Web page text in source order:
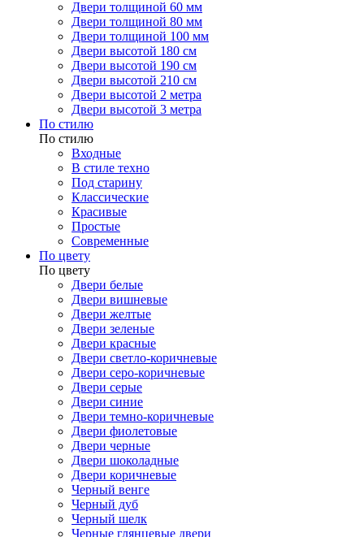
Двери толщиной 60 мм
Двери толщиной 80 мм
Двери толщиной 100 мм
Двери высотой 180 см
Двери высотой 190 см
Двери высотой 210 см
Двери высотой 2 метра
Двери высотой 3 метра
По стилю
По стилю
Входные
В стиле техно
Под старину
Классические
Красивые
Простые
Современные
По цвету
По цвету
Двери белые
Двери вишневые
Двери желтые
Двери зеленые
Двери красные
Двери светло-коричневые
Двери серо-коричневые
Двери серые
Двери синие
Двери темно-коричневые
Двери фиолетовые
Двери черные
Двери шоколадные
Двери коричневые
Черный венге
Черный дуб
Черный шелк
Черные глянцевые двери